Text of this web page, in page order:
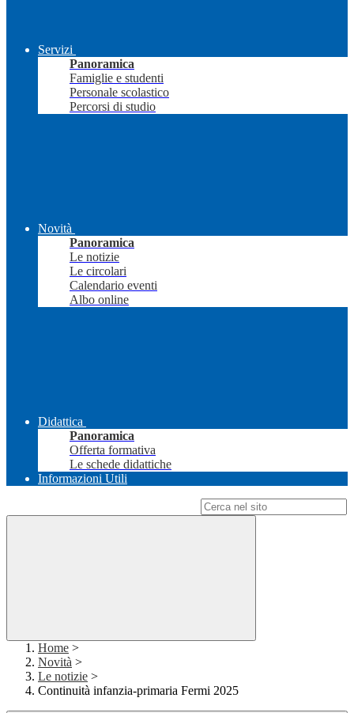
Servizi
Panoramica
Famiglie e studenti
Personale scolastico
Percorsi di studio
Novità
Panoramica
Le notizie
Le circolari
Calendario eventi
Albo online
Didattica
Panoramica
Offerta formativa
Le schede didattiche
Informazioni Utili
Home >
Novità >
Le notizie >
Continuità infanzia-primaria Fermi 2025